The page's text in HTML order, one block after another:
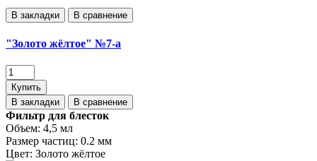
В закладки В сравнение
"Золото жёлтое" №7-а
Купить
В закладки
В сравнение
Фильтр для блесток
Объем: 4,5 мл
Размер частиц: 0.2 мм
Цвет: Золото жёлтое